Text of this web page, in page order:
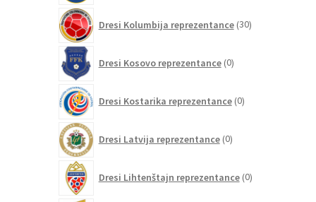
Dresi Kolumbija reprezentance 30izdelkov
Dresi Kosovo reprezentance 0izdelkov
Dresi Kostarika reprezentance 0izdelkov
Dresi Latvija reprezentance 0izdelkov
Dresi Lihtenštajn reprezentance 0izdelkov